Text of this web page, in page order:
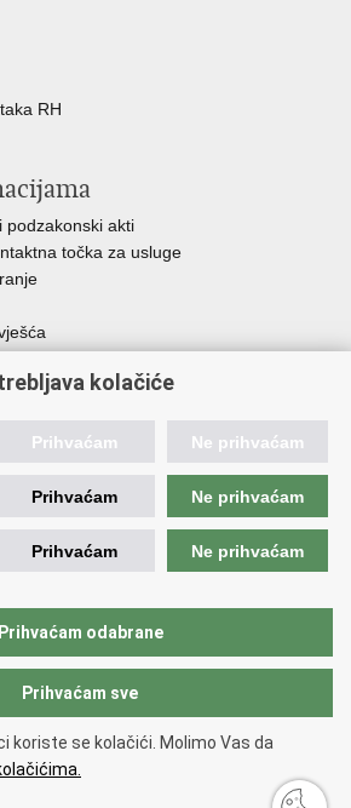
RH
podzakonski akti
točka za usluge
znanosti, obrazovanja i mladih.
kolačiće
Prihvaćam Ne prihvaćam
Prihvaćam Ne prihvaćam
Prihvaćam Ne prihvaćam
Prihvaćam odabrane
Prihvaćam sve
koriste se kolačići. Molimo Vas da